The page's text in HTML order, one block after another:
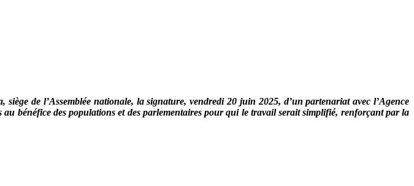
de l’Assemblée nationale, la signature, vendredi 20 juin 2025, d’un partenariat avec l’Agence
bénéfice des populations et des parlementaires pour qui le travail serait simplifié, renforçantpar la